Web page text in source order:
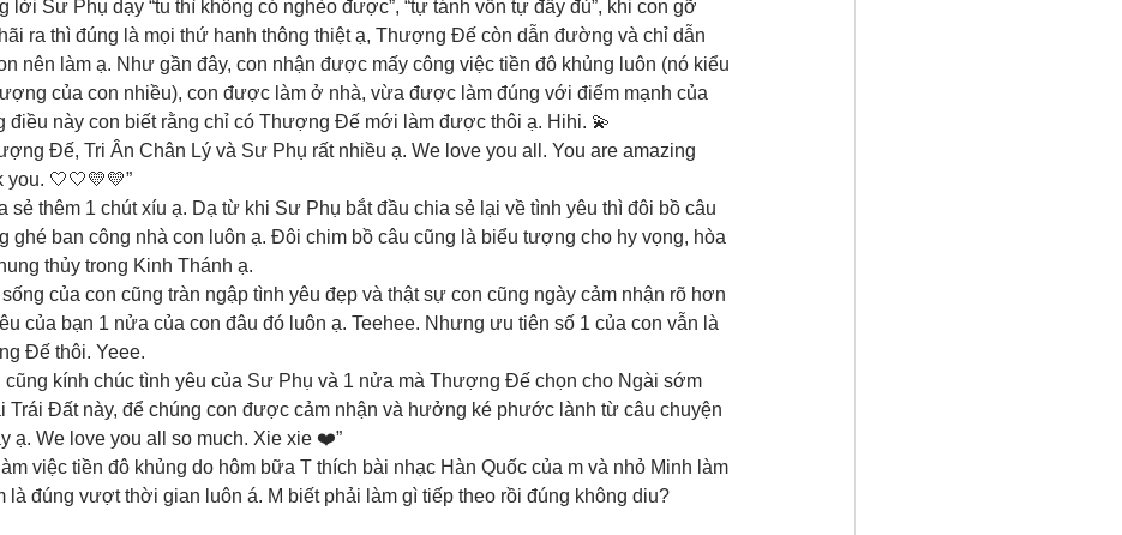
lời Sư Phụ dạy “tu thì không có nghèo được”, “tự tánh vốn tự đầy đủ”, khi con gỡ
ra thì đúng là mọi thứ hanh thông thiệt ạ, Thượng Đế còn dẫn đường và chỉ dẫn
nên làm ạ. Như gần đây, con nhận được mấy công việc tiền đô khủng luôn (nó kiểu
của con nhiều), con được làm ở nhà, vừa được làm đúng với điểm mạnh của
điều này con biết rằng chỉ có Thượng Đế mới làm được thôi ạ. Hihi. 💫
Đế, Tri Ân Chân Lý và Sư Phụ rất nhiều ạ. We love you all. You are amazing
🤍🤍💛💛”
sẻ thêm 1 chút xíu ạ. Dạ từ khi Sư Phụ bắt đầu chia sẻ lại về tình yêu thì đôi bồ câu
ghé ban công nhà con luôn ạ. Đôi chim bồ câu cũng là biểu tượng cho hy vọng, hòa
thủy trong Kinh Thánh ạ.
của con cũng tràn ngập tình yêu đẹp và thật sự con cũng ngày cảm nhận rõ hơn
của bạn 1 nửa của con đâu đó luôn ạ. Teehee. Nhưng ưu tiên số 1 của con vẫn là
Đế thôi. Yeee.
cũng kính chúc tình yêu của Sư Phụ và 1 nửa mà Thượng Đế chọn cho Ngài sớm
Trái Đất này, để chúng con được cảm nhận và hưởng ké phước lành từ câu chuyện
ạ. We love you all so much. Xie xie ❤️”
việc tiền đô khủng do hôm bữa T thích bài nhạc Hàn Quốc của m và nhỏ Minh làm
là đúng vượt thời gian luôn á. M biết phải làm gì tiếp theo rồi đúng không diu?